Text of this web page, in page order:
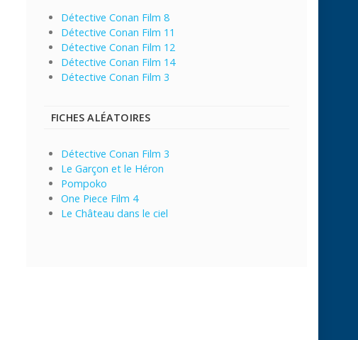
Détective Conan Film 8
Détective Conan Film 11
Détective Conan Film 12
Détective Conan Film 14
Détective Conan Film 3
FICHES ALÉATOIRES
Détective Conan Film 3
Le Garçon et le Héron
Pompoko
One Piece Film 4
Le Château dans le ciel